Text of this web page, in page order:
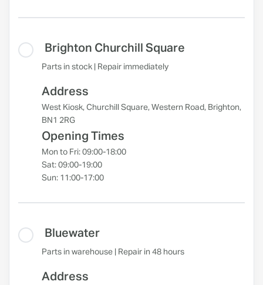
Brighton Churchill Square
Parts in stock | Repair immediately
Address
West Kiosk, Churchill Square, Western Road, Brighton,
BN1 2RG
Opening Times
Mon to Fri: 09:00-18:00
Sat: 09:00-19:00
Sun: 11:00-17:00
Bluewater
Parts in warehouse | Repair in 48 hours
Address